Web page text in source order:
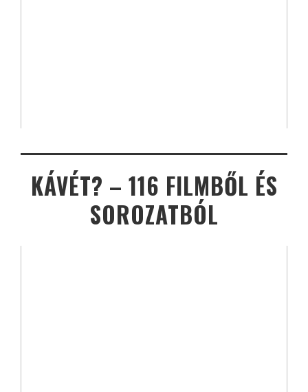
KÁVÉT? – 116 FILMBŐL ÉS
SOROZATBÓL